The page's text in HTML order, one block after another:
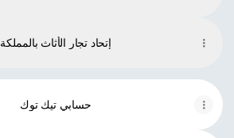
إتحاد تجار الأثاث بالمملكة
حسابي تيك توك